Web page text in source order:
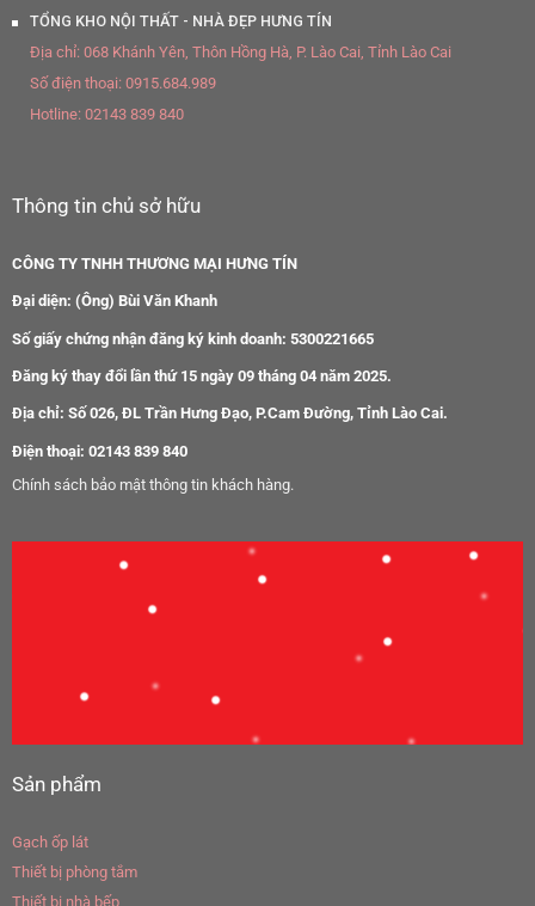
TỔNG KHO NỘI THẤT - NHÀ ĐẸP HƯNG TÍN
Địa chỉ: 068 Khánh Yên, Thôn Hồng Hà, P. Lào Cai, Tỉnh Lào Cai
Số điện thoại: 0915.684.989
Hotline: 02143 839 840
Thông tin chủ sở hữu
CÔNG TY TNHH THƯƠNG MẠI HƯNG TÍN
Đại diện: (Ông) Bùi Văn Khanh
Số giấy chứng nhận đăng ký kinh doanh: 5300221665
Đăng ký thay đổi lần thứ 15 ngày 09 tháng 04 năm 2025.
Địa chỉ: Số 026, ĐL Trần Hưng Đạo, P.Cam Đường, Tỉnh Lào Cai.
Điện thoại: 02143 839 840
Chính sách bảo mật thông tin khách hàng.
Sản phẩm
Gạch ốp lát
Thiết bị phòng tắm
Thiết bị nhà bếp